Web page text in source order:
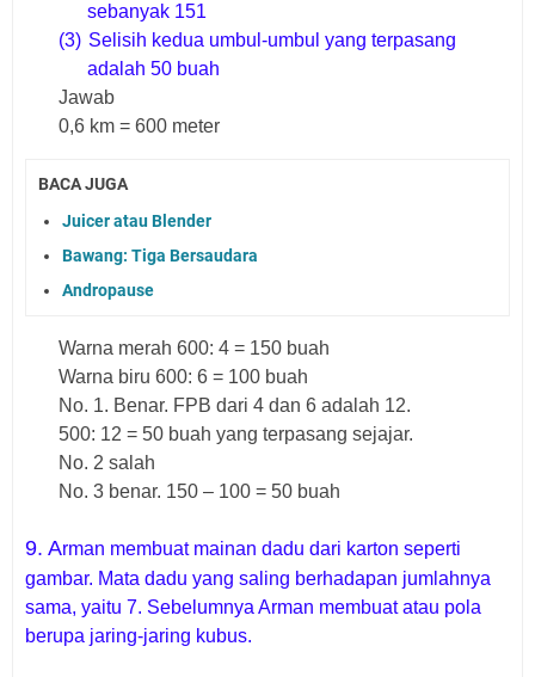
sebanyak 151
(3) Selisih kedua umbul-umbul yang terpasang
adalah 50 buah
Jawab
0,6 km = 600 meter
BACA JUGA
Juicer atau Blender
Bawang: Tiga Bersaudara
Andropause
Warna merah 600: 4 = 150 buah
Warna biru 600: 6 = 100 buah
No. 1. Benar. FPB dari 4 dan 6 adalah 12.
500: 12 = 50 buah yang terpasang sejajar.
No. 2 salah
No. 3 benar. 150 – 100 = 50 buah
9. Arman membuat mainan dadu dari karton seperti
gambar. Mata dadu yang saling berhadapan jumlahnya
sama, yaitu 7. Sebelumnya Arman membuat atau pola
berupa jaring-jaring kubus.